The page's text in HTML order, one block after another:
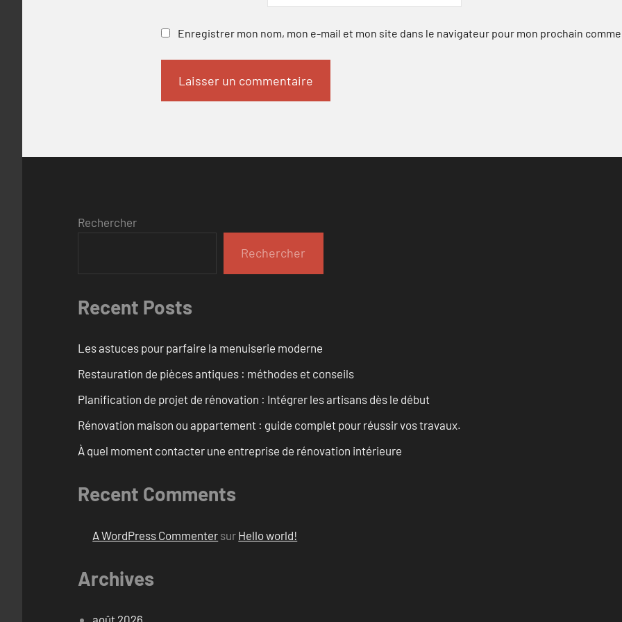
Enregistrer mon nom, mon e-mail et mon site dans le navigateur pour mon prochain
Rechercher
Rechercher
Recent Posts
Les astuces pour parfaire la menuiserie moderne
Restauration de pièces antiques : méthodes et conseils
Planification de projet de rénovation : Intégrer les artisans dès le début
Rénovation maison ou appartement : guide complet pour réussir vos travaux.
À quel moment contacter une entreprise de rénovation intérieure
Recent Comments
A WordPress Commenter sur Hello world!
Archives